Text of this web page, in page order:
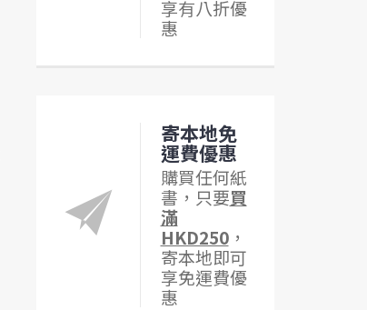
享有八折優
惠
寄本地免
運費優惠
購買任何紙
書，只要買
滿
HKD250，
寄本地即可
享免運費優
惠